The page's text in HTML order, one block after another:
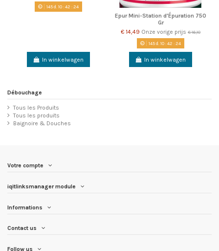
145d. 10:42 :23
In winkelwagen
Epur Mini-Station d'Épuration 750
Gr
€ 14,49 Onze vorige prijs € 16,10
145d. 10:42 :23
In winkelwagen
Débouchage
Tous les Produits
Tous les produits
Baignoire & Douches
Votre compte
iqitlinksmanager module
Informations
Contact us
Follow us